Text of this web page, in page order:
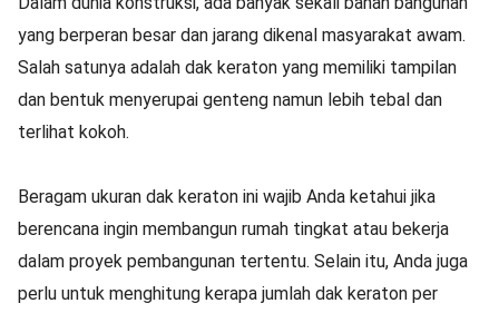
yang berperan besar dan jarang dikenal masyarakat awam.
Salah satunya adalah dak keraton yang memiliki tampilan
dan bentuk menyerupai genteng namun lebih tebal dan
terlihat kokoh.
Beragam ukuran dak keraton ini wajib Anda ketahui jika
berencana ingin membangun rumah tingkat atau bekerja
dalam proyek pembangunan tertentu. Selain itu, Anda juga
perlu untuk menghitung kerapa jumlah dak keraton per